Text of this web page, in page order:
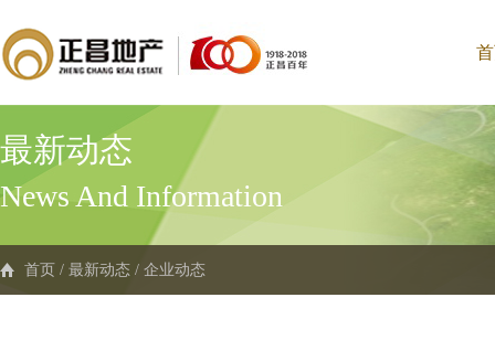
最新动态
News And Information
首页 / 最新动态 / 企业动态